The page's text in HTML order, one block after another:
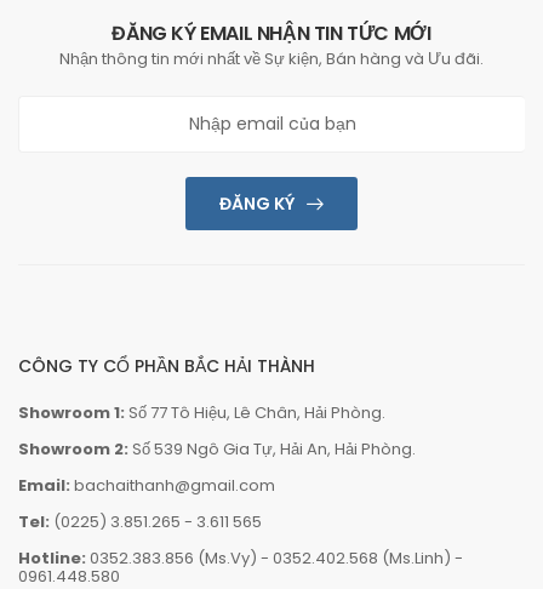
ĐĂNG KÝ EMAIL NHẬN TIN TỨC MỚI
Nhận thông tin mới nhất về Sự kiện, Bán hàng và Ưu đãi.
ĐĂNG KÝ
CÔNG TY CỔ PHẦN BẮC HẢI THÀNH
Showroom 1: Số 77 Tô Hiệu, Lê Chân, Hải Phòng.
Showroom 2: Số 539 Ngô Gia Tự, Hải An, Hải Phòng.
Email: bachaithanh@gmail.com
Tel: (0225) 3.851.265 - 3.611 565
Hotline: 0352.383.856 (Ms.Vy) - 0352.402.568 (Ms.Linh) -
0961.448.580